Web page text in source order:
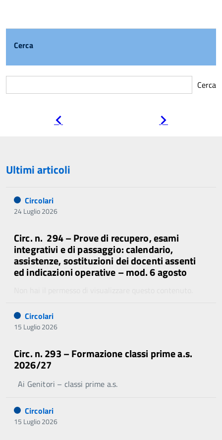
Cerca
Cerca
Ultimi articoli
Circolari
24 Luglio 2026
Circ. n. 294 – Prove di recupero, esami
integrativi e di passaggio: calendario,
assistenze, sostituzioni dei docenti assenti
ed indicazioni operative – mod. 6 agosto
Circolari
15 Luglio 2026
Circ. n. 293 – Formazione classi prime a.s.
2026/27
Ai Genitori – classi prime a.s.
Circolari
15 Luglio 2026